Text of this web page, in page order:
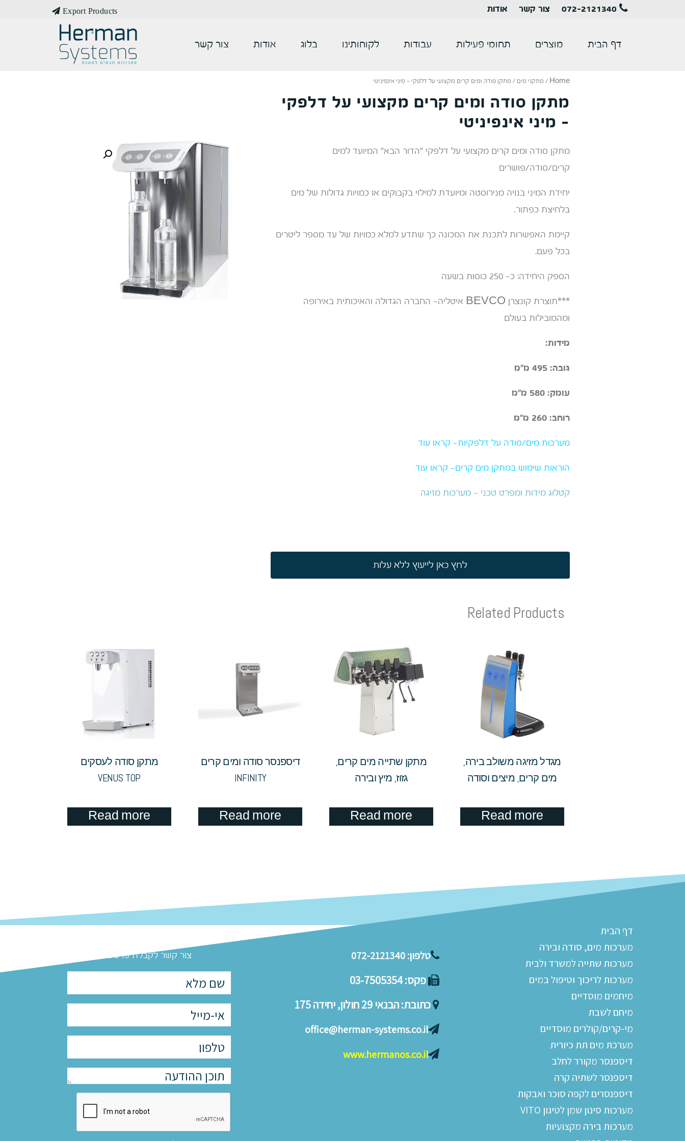
צור קשר אודות Export Products
דף הבית מוצרים תחומי פעילות עבודות לקוחותינו בלוג אודות צור קשר
Home
/ מתקני מים / מתקן סודה ומים קרים מקצועי על דלפקי – מיני אינפיניטי
מתקן סודה ומים קרים מקצועי על דלפקי
- מיני אינפיניטי
מתקן סודה ומים קרים מקצועי על דלפקי "הדור הבא" המיועד למים
קרים/סודה/פושרים
יחידת המיני בנויה מנירוסטה ומיועדת למילוי בקבוקים או כמויות גדולות של מים
בלחיצת כפתור.
קיימת האפשרות לתכנת את המכונה כך שתדע למלא כמויות של עד מספר ליטרים
בכל פעם.
הספק היחידה: כ- 250 כוסות בשעה
***תוצרת קונצרן BEVCO איטליה- החברה הגדולה והאיכותית באירופה
ומהמובילות בעולם
מידות:
גובה: 495 מ"מ
עומק: 580 מ"מ
רוחב: 260 מ"מ
מערכות מים/סודה על דלפקיות- קראו עוד
הוראות שימוש במתקן מים קרים- קראו עוד
קטלוג מידות ומפרט טכני – מערכות מזיגה
לחץ כאן לייעוץ ללא עלות
Related Products
מגדל מזיגה משולב בירה,
מים קרים, מיצים וסודה
Read more
מתקן שתייה מים קרים,
גזוז, מיץ ובירה
Read more
דיספנסר סודה ומים קרים
INFINITY
Read more
מתקן סודה לעסקים
VENUS TOP
Read more
דף הבית
מערכות מים, סודה ובירה
מערכות שתייה למשרד ולבית
מערכות לריכוך וטיפול במים
מיחמים מוסדיים
מיחם לשבת
מי-קרים/קולרים מוסדיים
מערכת מים תת כיורית
דיספנסר מקורר לחלב
דיספנסר לשתיה קרה
דיספנסרים לקפה סוכר ואבקות
מערכות סינון שמן לטיגון VITO
מערכות בירה מקצועיות
טלפון:072-2121340
פקס:03-7505354
כתובת:הבנאי 29 חולון, יחידה 175
office@herman-systems.co.il
www.hermanos.co.il
צור קשר לקבלת פרטים